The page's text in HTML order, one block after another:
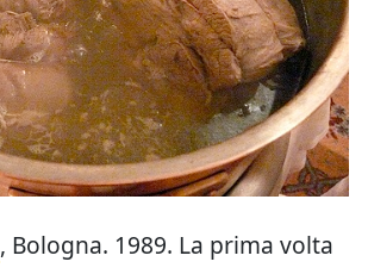
, Bologna. 1989. La prima volta